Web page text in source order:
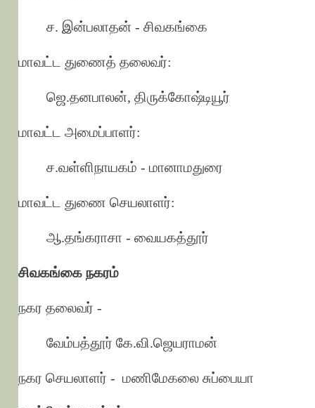
ச. இன்பலாதன் - சிவகங்கை
மாவட்ட துணைத் தலைவர்:
ஜெ.தனபாலன், திருக்கோஷ்டியூர்
மாவட்ட அமைப்பாளர்:
ச.வள்ளிநாயகம் - மானாமதுரை
மாவட்ட துணை செயலாளர்:
ஆ.தங்கராசா - வையகத்தூர்
சிவகங்கை நகரம்
நகர தலைவர் -
வேம்பத்தூர் கே.வி.ஜெயராமன்
நகர செயலாளர் - மணிமேகலை சுப்பையா